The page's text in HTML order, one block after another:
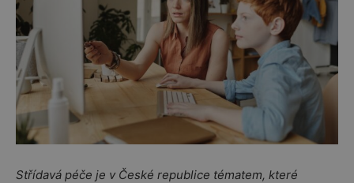
Střídavá péče je v České republice tématem, které